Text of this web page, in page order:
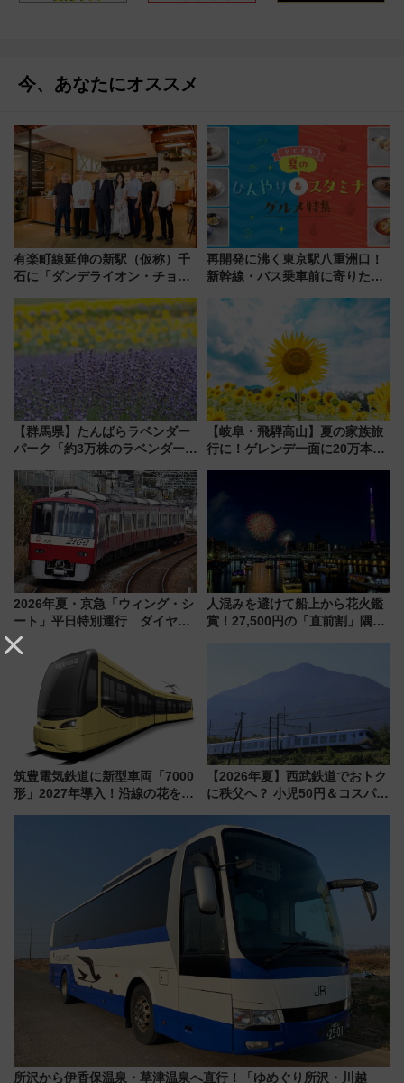
今、あなたにオススメ
有楽町線延伸の新駅（仮称）千
石に「ダンデライオン・チョコ
1億円出資で挑む新時代のまちづ
くりとは？
再開発に沸く東京駅八重洲口！
新幹線・バス乗車前に寄りたい
やり＆スタミナグルメ」6選【新
【群馬県】たんばらラベンダー
パーク「約3万株のラベンダー」
で都心から約1時間半で夏の絶景
を！
【岐阜・飛騨高山】夏の家族旅
行に！ゲレンデ一面に20万本の
2026年夏・京急「ウィング・シ
ート」平日特別運行 ダイヤ・
乗車方法を解説！2階建てバスや
三浦海岸を堪能できるお出かけ
プランもご紹介
人混みを避けて船上から花火鑑
賞！27,500円の「直前割」隅田
筑豊電気鉄道に新型車両「7000
形」2027年導入！沿線の花をイ
【2026年夏】西武鉄道でおトク
に秩父へ？ 小児50円＆コスパ最
族旅行！ 深夜の正丸トンネル探
検や特急ラビューも
所沢から伊香保温泉・草津温泉へ直行！「ゆめぐり所沢・川越